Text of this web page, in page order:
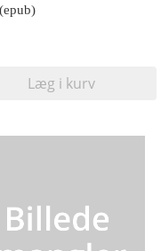
Læg i kurv